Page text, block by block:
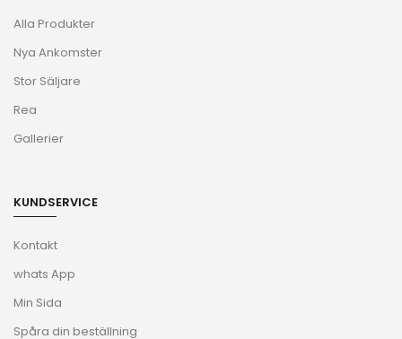
Alla Produkter
Nya Ankomster
Stor Säljare
Rea
Gallerier
KUNDSERVICE
Kontakt
whats App
Min Sida
Spåra din beställning